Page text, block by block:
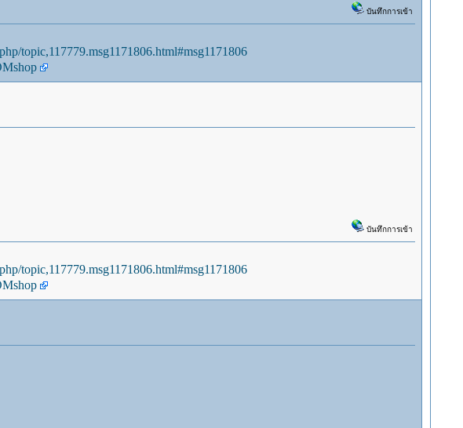
บันทึกการเข้า
topic,117779.msg1171806.html#msg1171806
บันทึกการเข้า
topic,117779.msg1171806.html#msg1171806